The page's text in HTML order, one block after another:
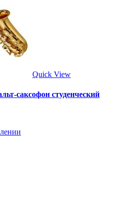
Quick View
саксофон студенческий